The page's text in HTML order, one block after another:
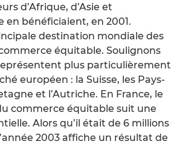
d’Afrique, d’Asie et
en bénéficiaient, en 2001.
destination mondiale des
équitable. Soulignons
plus particulièrement
européen : la Suisse, les Pays-
et l’Autriche. En France, le
commerce équitable suit une
Alors qu’il était de 6 millions
2003 affiche un résultat de